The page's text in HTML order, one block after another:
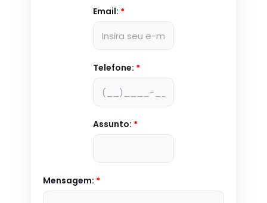
Email: *
Telefone: *
Assunto: *
Mensagem: *